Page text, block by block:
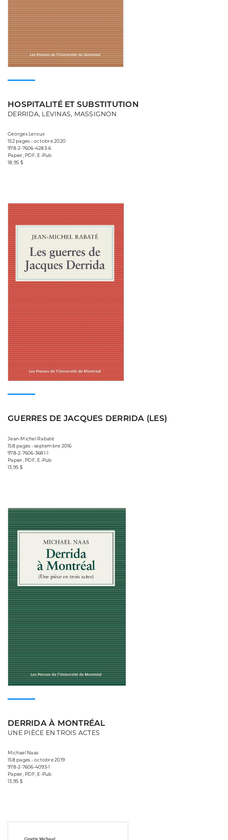
HOSPITALITÉ ET SUBSTITUTION
DERRIDA, LEVINAS, MASSIGNON
Georges Leroux
152 pages • octobre 2020
978-2-7606-4283-6
Papier, PDF, E-Pub
18,95 $
GUERRES DE JACQUES DERRIDA (LES)
Jean-Michel Rabaté
158 pages • septembre 2016
978-2-7606-3681-1
Papier, PDF, E-Pub
13,95 $
DERRIDA À MONTRÉAL
UNE PIÈCE EN TROIS ACTES
Michael Naas
158 pages • octobre 2019
978-2-7606-4093-1
Papier, PDF, E-Pub
13,95 $